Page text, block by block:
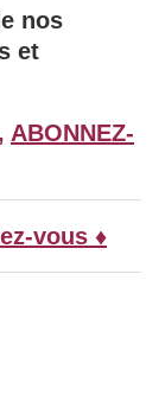
nos
et
ABONNEZ-
vous ♦